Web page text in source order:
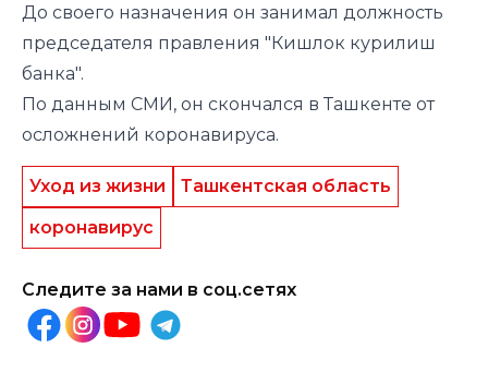
До своего назначения он занимал должность
председателя правления "Кишлок курилиш
банка".
По данным СМИ, он скончался в Ташкенте от
осложнений коронавируса.
Уход из жизни
Ташкентская область
коронавирус
Следите за нами в соц.сетях